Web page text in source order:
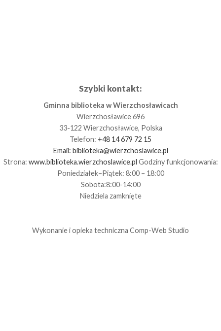
Szybki kontakt:
Gminna biblioteka w Wierzchosławicach
Wierzchosławice 696
33-122 Wierzchosławice, Polska
Telefon: +48 14 679 72 15
Email: biblioteka@wierzchoslawice.pl
Strona: www.biblioteka.wierzchoslawice.pl Godziny funkcjonowania:
Poniedziałek–Piątek: 8:00 – 18:00
Sobota:8:00-14:00
Niedziela zamknięte
Wykonanie i opieka techniczna Comp-Web Studio